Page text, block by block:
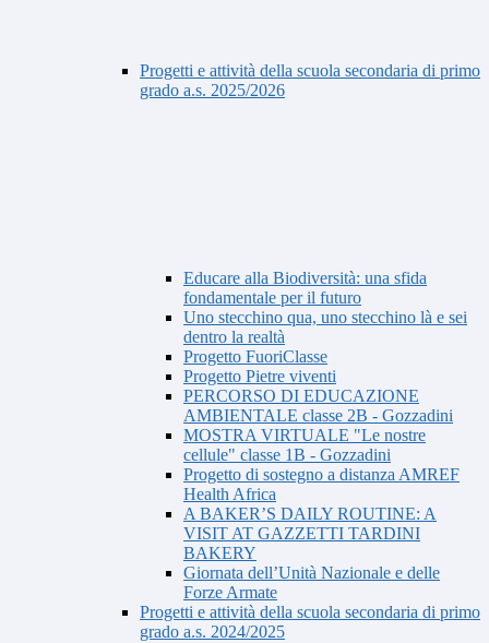
Progetti e attività della scuola secondaria di primo
grado a.s. 2025/2026
Educare alla Biodiversità: una sfida
fondamentale per il futuro
Uno stecchino qua, uno stecchino là e sei
dentro la realtà
Progetto FuoriClasse
Progetto Pietre viventi
PERCORSO DI EDUCAZIONE
AMBIENTALE classe 2B - Gozzadini
MOSTRA VIRTUALE "Le nostre
cellule" classe 1B - Gozzadini
Progetto di sostegno a distanza AMREF
Health Africa
A BAKER’S DAILY ROUTINE: A
VISIT AT GAZZETTI TARDINI
BAKERY
Giornata dell’Unità Nazionale e delle
Forze Armate
Progetti e attività della scuola secondaria di primo
grado a.s. 2024/2025